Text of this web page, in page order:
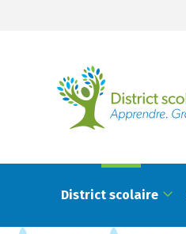
District scolaire